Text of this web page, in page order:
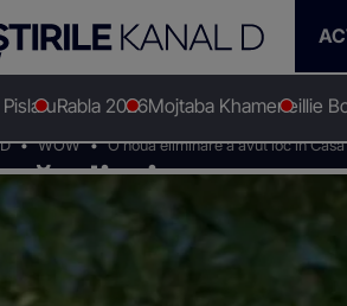
Rabla 2026Mojtaba KhameneiIlie
WOW O nouă eliminare a avut loc în
eliminare a
care a